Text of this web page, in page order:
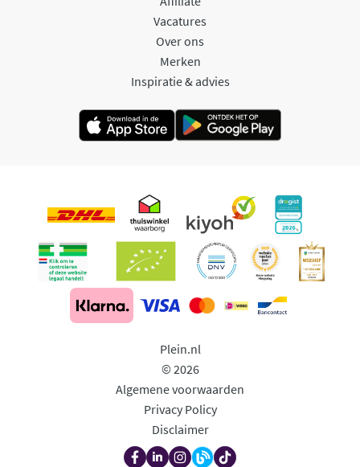
Vacatures
Over ons
Merken
Inspiratie & advies
Plein.nl
© 2026
Algemene voorwaarden
Privacy Policy
Disclaimer